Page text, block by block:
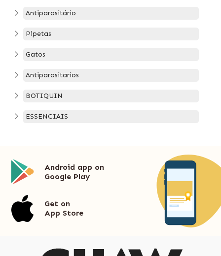
Antiparasitário
Pipetas
Gatos
Antiparasitarios
BOTIQUIN
ESSENCIAIS
Android app on
Google Play
Get on
App Store